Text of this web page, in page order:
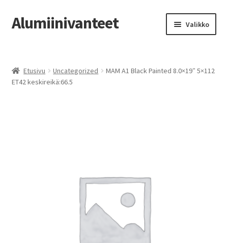
Siirry
navigointiin
Siirry
sisältöön
Alumiinivanteet Valikko
Kauppa
Etusivu Uncategorized
MAM A1 Black Painted 8.0×19″ 5×112
ET42 keskireikä:66.5